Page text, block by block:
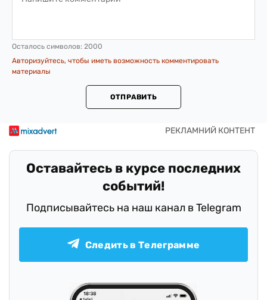
Осталось символов: 2000
Авторизуйтесь, чтобы иметь возможность комментировать
материалы
ОТПРАВИТЬ
Оставайтесь в курсе последних
событий!
Подписывайтесь на наш канал в Telegram
Следить в Телеграмме